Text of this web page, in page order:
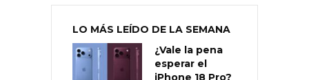
LO MÁS LEÍDO DE LA SEMANA
¿Vale la pena
esperar el
iPhone 18 Pro?